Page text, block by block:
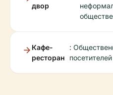
двор
Кафе-
ресторан
: